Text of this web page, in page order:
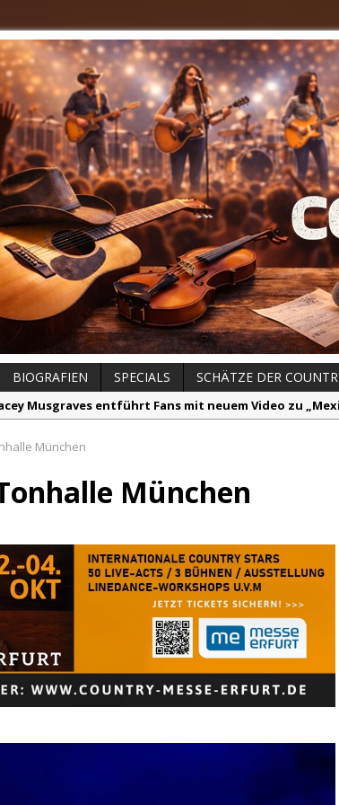
BIOGRAFIEN SPECIALS SCHÄTZE DER
Musgraves entführt Fans mit neuem Video zu
Music Hot News – 2. August 2026: Dolly Parton,
Johnson & The Hollywood Hillbillies kündigen neues
für Euer Vertrauen: Country.de erreicht täglich
München
München